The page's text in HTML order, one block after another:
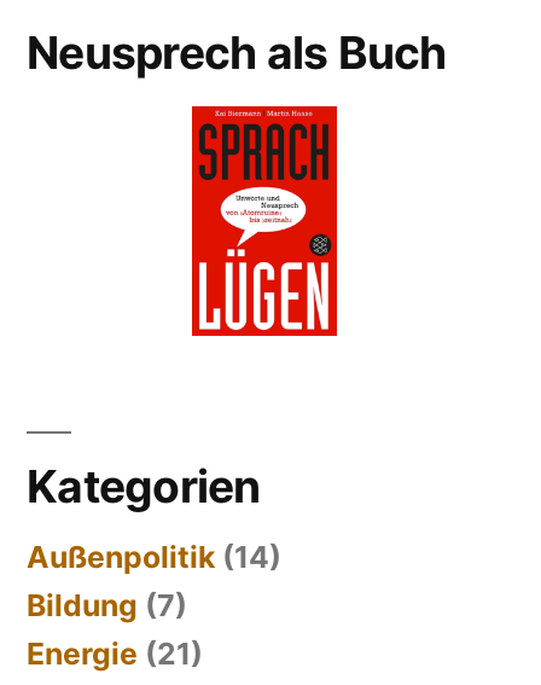
Neusprech als Buch
Kategorien
Außenpolitik (14)
Bildung (7)
Energie (21)